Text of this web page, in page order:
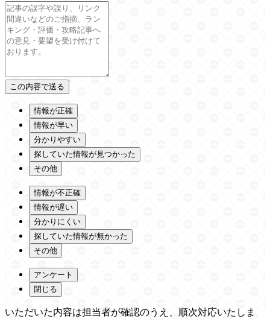
情報が正確
情報が早い
分かりやすい
探していた情報が見つかった
その他
情報が不正確
情報が遅い
分かりにくい
探していた情報が無かった
その他
アンケート
閉じる
いただいた内容は担当者が確認のうえ、順次対応いたしま